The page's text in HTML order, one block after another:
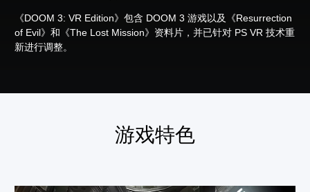
《DOOM 3: VR Edition》包含 DOOM 3 游戏以及《Resurrection
of Evil》和《The Lost Mission》资料片，并已针对 PS VR 技术重
新进行调整。
游戏特色